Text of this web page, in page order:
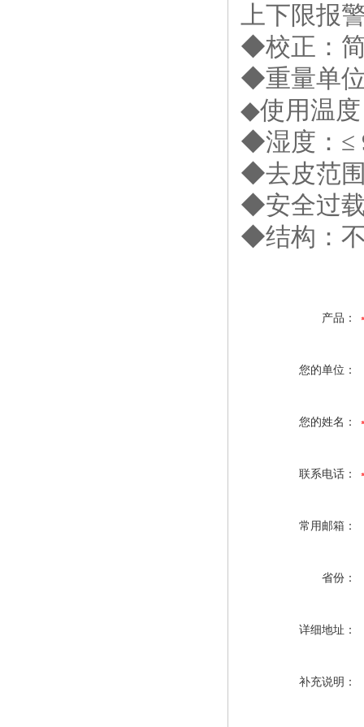
上下限报
◆校正：
◆重量单
◆使用温
◆湿度：≤
◆去皮范
◆安全过
◆结构：
产品：
您的单位：
您的姓名：
联系电话：
常用邮箱：
省份：
详细地址：
补充说明：